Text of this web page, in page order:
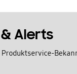
Alerts
Produktservice-